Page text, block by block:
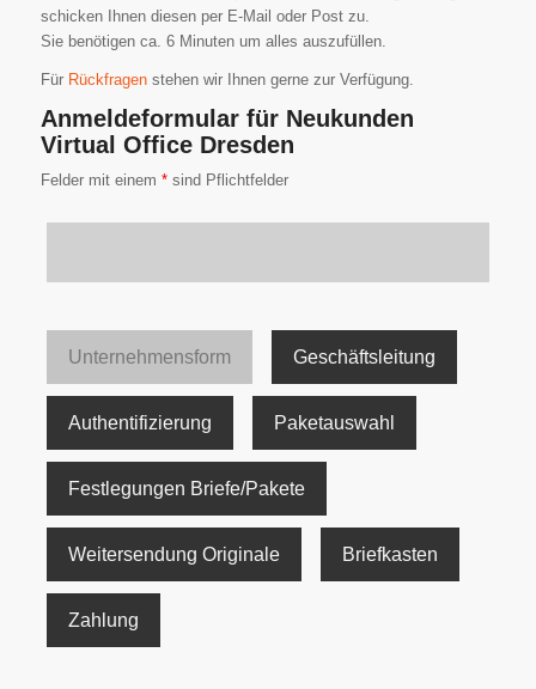
schicken Ihnen diesen per E-Mail oder Post zu.
Sie benötigen ca. 6 Minuten um alles auszufüllen.
Für Rückfragenstehen wir Ihnen gerne zur Verfügung.
Anmeldeformular für Neukunden
Virtual Office Dresden
Felder mit einem *sind Pflichtfelder
Unternehmensform Geschäftsleitung
Authentifizierung Paketauswahl
Festlegungen Briefe/Pakete
Weitersendung Originale Briefkasten
Zahlung